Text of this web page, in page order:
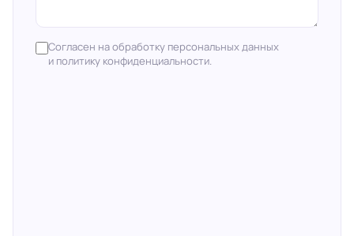
Согласен на обработку персональных данных
и политику конфиденциальности.